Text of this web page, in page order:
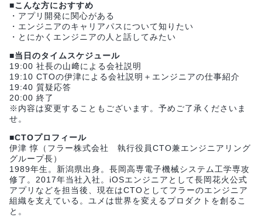
■こんな方におすすめ
・アプリ開発に関心がある
・エンジニアのキャリアパスについて知りたい
・とにかくエンジニアの人と話してみたい
■当日のタイムスケジュール
19:00 社長の山﨑による会社説明
19:10 CTOの伊津による会社説明＋エンジニアの仕事紹介
19:40 質疑応答
20:00 終了
※内容は変更することもございます。予めご了承くださいま
せ。
■CTOプロフィール
伊津 惇（フラー株式会社 執行役員CTO兼エンジニアリング
グループ長）
1989年生。新潟県出身。長岡高専電子機械システム工学専攻
修了。2017年当社入社。iOSエンジニアとして長岡花火公式
アプリなどを担当後、現在はCTOとしてフラーのエンジニア
組織を支えている。ユメは世界を変えるプロダクトを創るこ
と。